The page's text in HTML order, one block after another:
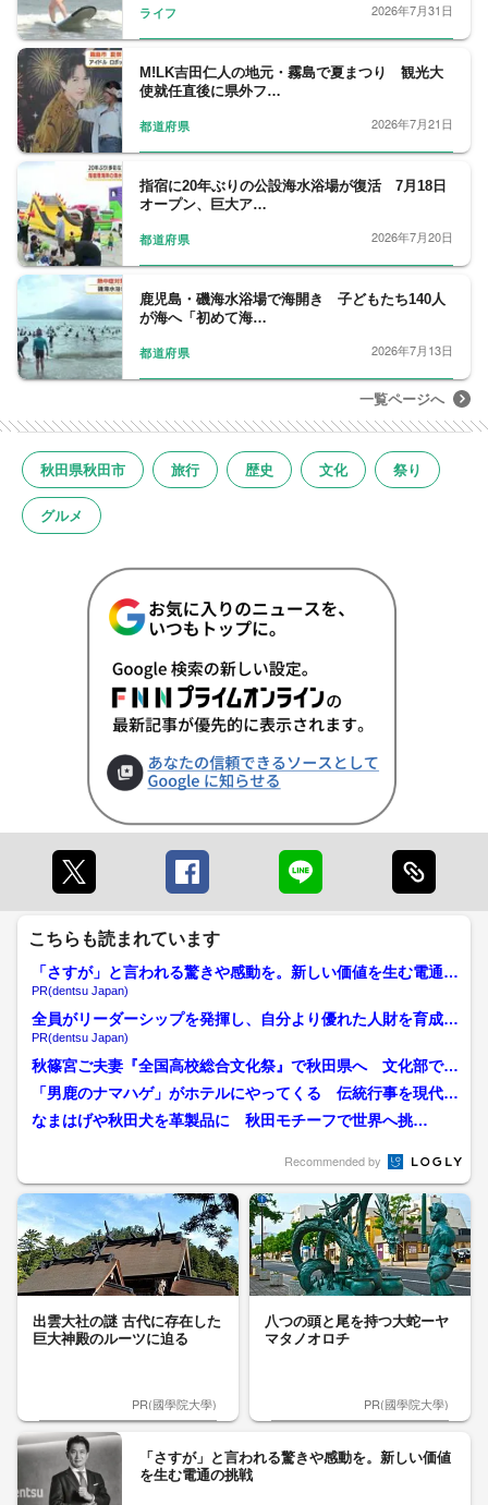
ライフ 2026年7月31日
M!LK吉田仁人の地元・霧島で夏まつり 観光大
使就任直後に県外フ…
都道府県 2026年7月21日
指宿に20年ぶりの公設海水浴場が復活 7月18日
オープン、巨大ア…
都道府県 2026年7月20日
鹿児島・磯海水浴場で海開き 子どもたち140人
が海へ「初めて海…
都道府県 2026年7月13日
一覧ページへ
秋田県秋田市 旅行 歴史 文化 祭り
グルメ
こちらも読まれています
「さすが」と言われる驚きや感動を。新しい価値を生む電通の
挑戦
PR(dentsu Japan)
全員がリーダーシップを発揮し、自分より優れた人財を育成す
る
PR(dentsu Japan)
秋篠宮ご夫妻『全国高校総合文化祭』で秋田県へ 文化部で活
動する生徒とご交流 「何...
「男鹿のナマハゲ」がホテルにやってくる 伝統行事を現代の
旅へ 秋田市のホテルが仕...
なまはげや秋田犬を革製品に 秋田モチーフで世界へ挑
Recommended by
出雲大社の謎 古代に存在した
巨大神殿のルーツに迫る
PR(國學院大學)
八つの頭と尾を持つ大蛇ーヤ
マタノオロチ
PR(國學院大學)
「さすが」と言われる驚きや感動を。新しい価値
を生む電通の挑戦